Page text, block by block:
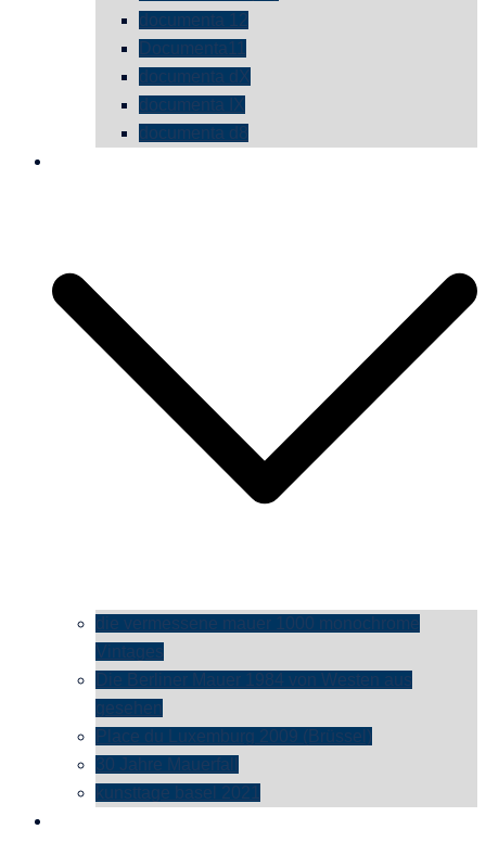
documenta 12
Documenta11
documenta dX
documenta IX
documenta d8
die vermessene mauer 1000 monochrome
Vintages
Die Berliner Mauer 1984 von Westen aus
gesehen
Place du Luxemburg 2009 (Brüssel)
30 Jahre Mauerfall
kunsttage basel 2021